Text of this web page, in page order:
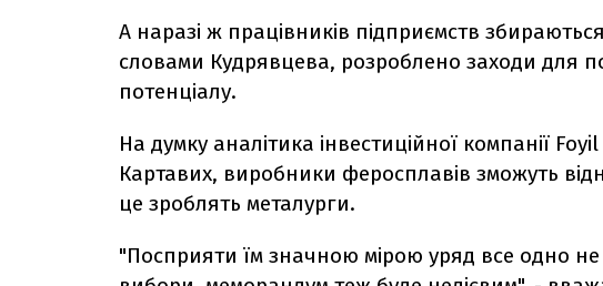
А наразі ж працівників підприємств
словами Кудрявцева, розроблено заходи для
потенціалу.
На думку аналітика інвестиційної компанії
Картавих, виробники феросплавів зможуть
це зроблять металурги.
"Посприяти їм значною мірою уряд все одно